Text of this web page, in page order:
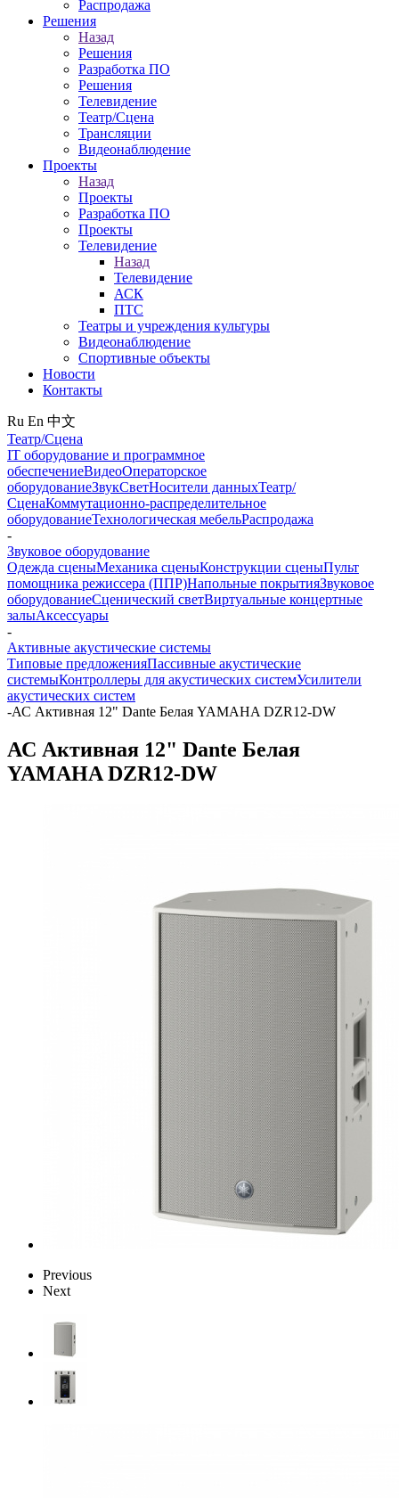
Распродажа
Решения
Назад
Решения
Разработка ПО
Решения
Телевидение
Театр/Сцена
Трансляции
Видеонаблюдение
Проекты
Назад
Проекты
Разработка ПО
Проекты
Телевидение
Назад
Телевидение
АСК
ПТС
Театры и учреждения культуры
Видеонаблюдение
Спортивные объекты
Новости
Контакты
Ru En 中文
Театр/Сцена
IT оборудование и программное
обеспечениеВидеоОператорское
оборудованиеЗвукСветНосители данныхТеатр/
СценаКоммутационно-распределительное
оборудованиеТехнологическая мебельРаспродажа
-
Звуковое оборудование
Одежда сценыМеханика сценыКонструкции сценыПульт
помощника режиссера (ППР)Напольные покрытияЗвуковое
оборудованиеСценический светВиртуальные концертные
залыАксессуары
-
Активные акустические системы
Типовые предложенияПассивные акустические
системыКонтроллеры для акустических системУсилители
акустических систем
-АС Активная 12" Dante Белая YAMAHA DZR12-DW
АС Активная 12" Dante Белая
YAMAHA DZR12-DW
Previous
Next